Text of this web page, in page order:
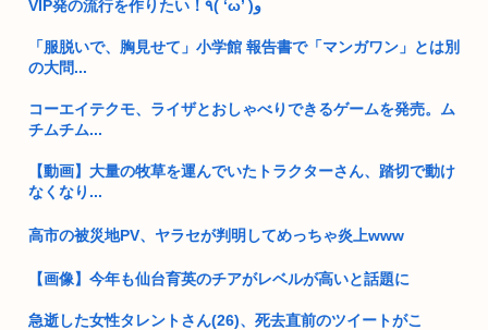
お前らの住んでる都道府県の甲子園出場校って強い？
【急募】田舎でも出来る『楽な仕事』
に、関係...
けどゴミ...
プチプチで有名な川上産業、社名を「プチプチ株式会社」に変
VIP発の流行を作りたい！٩( ‘ω’ )و
「服脱いで、胸見せて」小学館 報告書で「マンガワン」とは別
の大問...
コーエイテクモ、ライザとおしゃべりできるゲームを発売。ム
チムチム...
【動画】大量の牧草を運んでいたトラクターさん、踏切で動け
なくなり...
高市の被災地PV、ヤラセが判明してめっちゃ炎上www
【画像】今年も仙台育英のチアがレベルが高いと話題に
急逝した女性タレントさん(26)、死去直前のツイートがこ